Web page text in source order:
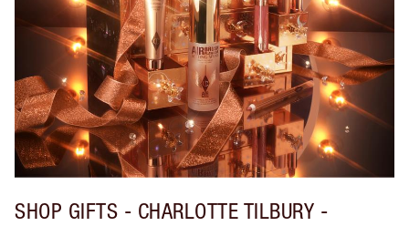
SHOP GIFTS - CHARLOTTE TILBURY -